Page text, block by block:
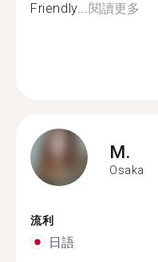
Friendly...閱讀更多
M.
Osaka
流利
日語